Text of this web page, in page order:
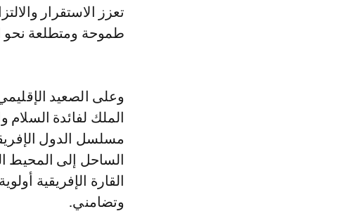
تعزز الاستقرار
طموحة ومتطلعة نحو
وعلى الصعيد
الملك لفائدة السلام
مسلسل الدول
الساحل إلى المحيط
القارة الإفريقية
وتضامني.